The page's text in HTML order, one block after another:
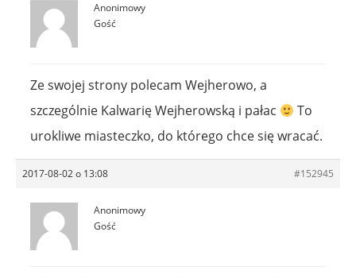
Anonimowy
Gość
Ze swojej strony polecam Wejherowo, a
szczególnie Kalwarię Wejherowską i pałac
To
urokliwe miasteczko, do którego chce się wracać.
2017-08-02 o 13:08 #152945
Anonimowy
Gość